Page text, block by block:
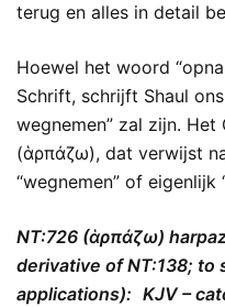
terug en alles in detail
Hoewel het woord
Schrift, schrijft Shaul
wegnemen” zal zijn.
(ἁρπάζω), dat verwijst
“wegnemen” of eigenlijk
NT:726 (ἁρπάζω)
derivative of NT:138; to
applications): KJV –